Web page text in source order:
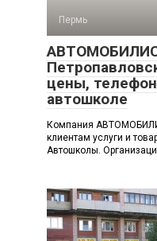
Пермь
цены,
автошколе
Компания
клиентам услуги и
Автошколы.